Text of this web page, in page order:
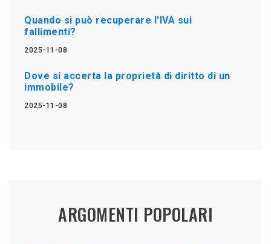
Quando si può recuperare l'IVA sui
fallimenti?
2025-11-08
Dove si accerta la proprietà di diritto di un
immobile?
2025-11-08
ARGOMENTI POPOLARI